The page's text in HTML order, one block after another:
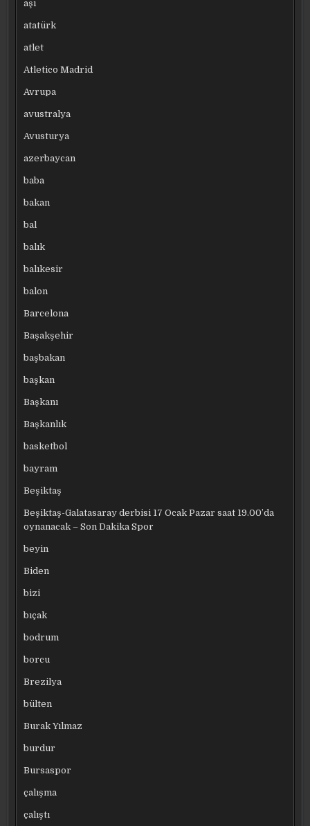
aşı
atatürk
atlet
Atletico Madrid
Avrupa
avustralya
Avusturya
azerbaycan
baba
bakan
bal
balık
balıkesir
balon
Barcelona
Başakşehir
başbakan
başkan
Başkanı
Başkanlık
basketbol
bayram
Beşiktaş
Beşiktaş-Galatasaray derbisi 17 Ocak Pazar saat 19.00’da
oynanacak – Son Dakika Spor
beyin
Biden
bizi
bıçak
bodrum
borcu
Brezilya
bülten
Burak Yılmaz
burdur
Bursaspor
çalışma
çalıştı